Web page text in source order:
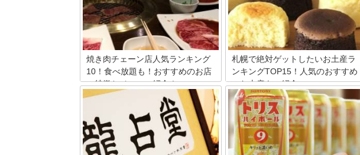
焼き肉チェーン店人気ランキング
10！食べ放題も！おすすめのお店
の特徴とメニュー紹介！
焼肉チェーン店は、全国各地に数多くあ
ります。それぞれのお店には個性があり
ます。食べ放題もしくはコースの焼き肉
を出しているお店が多く、ランチタイム
にお得なメニューを出しているお店も多
いでしょう。おいしい焼肉が食べられる
札幌で絶対ゲットしたいお土産ラ
ンキングTOP15！人気のおすすめ
のお土産をご紹介
北海道は美味しい食べ物が豊富に揃って
います。札幌は北海道一大きい都市。観
光地としても人気が高く、お土産屋さん
も多数あります。実際に行くと何を買え
ばいいのか悩んでしまうことも…。今回
はスイーツからお酒まで、地元の知る人